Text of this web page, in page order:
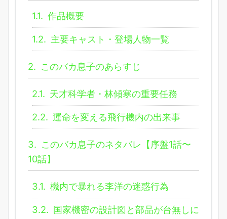
1.1. 作品概要
1.2. 主要キャスト・登場人物一覧
2. このバカ息子のあらすじ
2.1. 天才科学者・林傾寒の重要任務
2.2. 運命を変える飛行機内の出来事
3. このバカ息子のネタバレ【序盤1話〜
10話】
3.1. 機内で暴れる李洋の迷惑行為
3.2. 国家機密の設計図と部品が台無しに